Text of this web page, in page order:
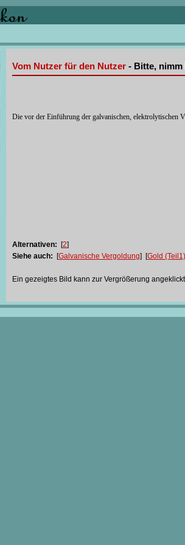
Vom Nutzer für den Nutzer - Bitte, nimm
Die vor der Einführung der galvanischen, elektrolytischen
Alternativen: [2]
Siehe auch: [Galvanische Vergoldung] [Gold (Teil1)
Ein gezeigtes Bild kann zur Vergrößerung